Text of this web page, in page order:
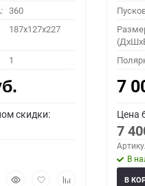
360
187x127x227
1
скидки:
БыстрыйДобавитьДобавить
7
Цена
7
В
В